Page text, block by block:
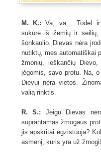
M. K.:Va, va… Todėl ir
sukūrė iš žemių ir
šonkaulio. Dievas nėra
nutiktų, mes automatiškai
žmonių, ieškančių
jėgomis, savo protu. Na,
Dievui nėra vietos.
valią rinktis.
R.S.: Jeigu Dievas
suprantamas žmogaus
jis apskritai egzistuoja?
asmenį, kuris yra už